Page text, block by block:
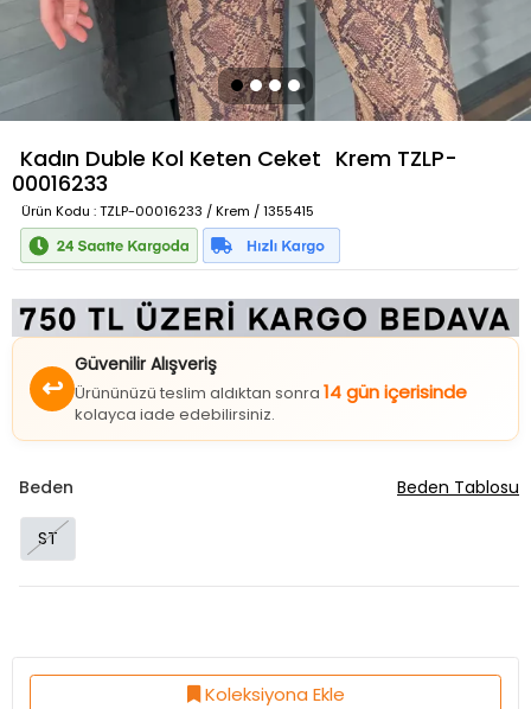
Kadın Duble Kol Keten Ceket Krem TZLP-
00016233
Ürün Kodu : TZLP-00016233 / Krem / 1355415
↩
Güvenilir Alışveriş
Ürününüzü teslim aldıktan sonra 14 gün içerisinde
kolayca iade edebilirsiniz.
Beden
ST
Beden Tablosu
Koleksiyona Ekle